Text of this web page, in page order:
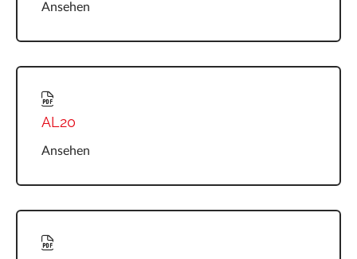
Ansehen
AL20
Ansehen